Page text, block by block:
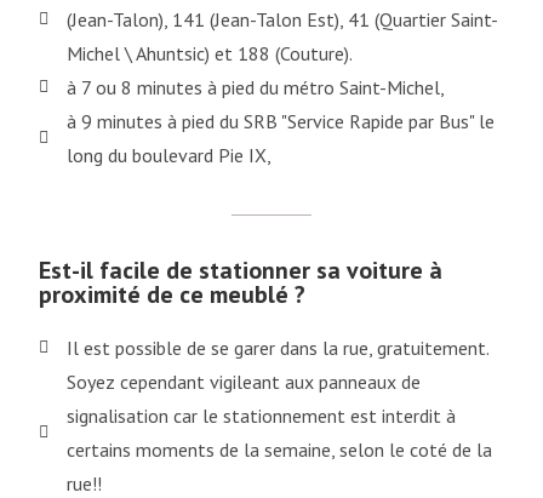
(Jean-Talon), 141 (Jean-Talon Est), 41 (Quartier Saint-
Michel \ Ahuntsic) et 188 (Couture).
à 7 ou 8 minutes à pied du métro Saint-Michel,
à 9 minutes à pied du SRB "Service Rapide par Bus" le
long du boulevard Pie IX,
Est-il facile de stationner sa voiture à
proximité de ce meublé ?
Il est possible de se garer dans la rue, gratuitement.
Soyez cependant vigileant aux panneaux de
signalisation car le stationnement est interdit à
certains moments de la semaine, selon le coté de la
rue!!